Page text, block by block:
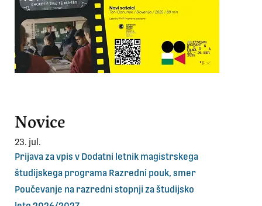
Novice
23. jul.
Prijava za vpis v Dodatni letnik magistrskega
študijskega programa Razredni pouk, smer
Poučevanje na razredni stopnji za študijsko